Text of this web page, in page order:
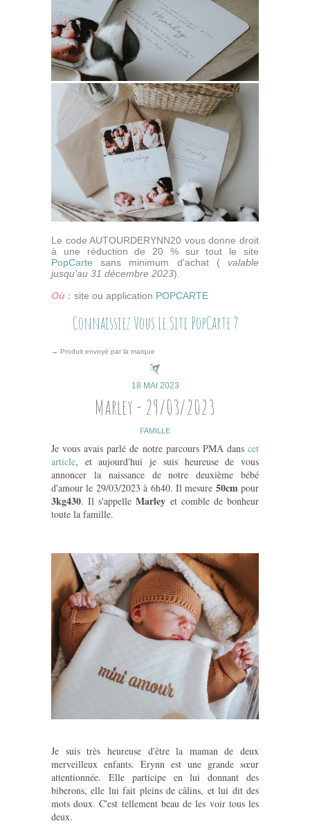
Le code AUTOURDERYNN20 vous donne droit
à une réduction de 20 % sur tout le site
PopCartesans minimum d'achat ( valable
jusqu'au 31 décembre 2023).
Où : site ou application POPCARTE
Connaissiez Vous Le Site PopCarte ?
→ Produit envoyé par la marque
18 MAI 2023
Marley - 29/03/2023
FAMILLE
Je vous avais parlé de notre parcours PMA dans cet
article, et aujourd'hui je suis heureuse de vous
annoncer la naissance de notre deuxième bébé
d'amour le 29/03/2023 à 6h40. Il mesure 50cmpour
3kg430. Il s'appelleMarley et comble de bonheur
toute la famille.
Je suis très heureuse d'être la maman de deux
merveilleux enfants. Erynn est une grande sœur
attentionnée. Elle participe en lui donnant des
biberons, elle lui fait pleins de câlins, et lui dit des
mots doux. C'est tellement beau de les voir tous les
deux.